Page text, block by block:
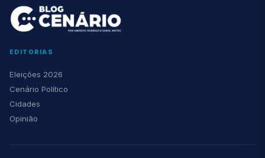
EDITORIAS
Eleições 2026
Cenário Político
Cidades
Opinião